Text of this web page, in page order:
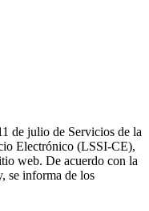
de julio de Servicios de la
Electrónico (LSSI-CE),
web. De acuerdo con la
se informa de los